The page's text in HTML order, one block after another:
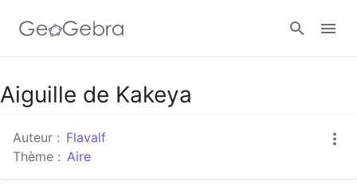
Google Classroom
Classe GeoGebra
Aiguille de Kakeya
Auteur : Flavalf
Thème : Aire